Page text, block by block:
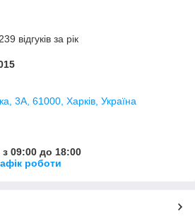
відгуків за рік
3А, 61000, Харків, Україна
09:00 до 18:00
роботи